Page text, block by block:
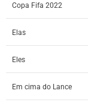
Copa Fifa 2022
Elas
Eles
Em cima do Lance